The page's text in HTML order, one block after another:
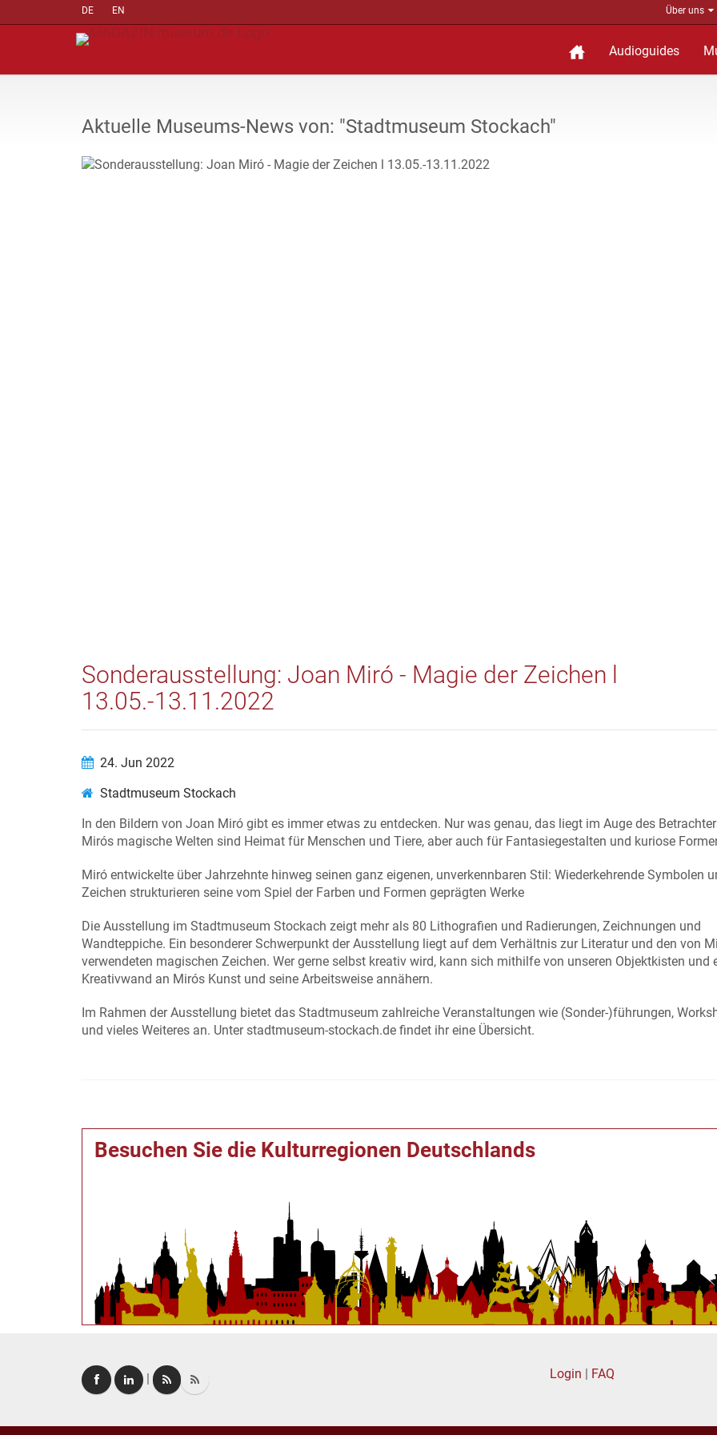
DE EN Über uns
Audioguides
Aktuelle Museums-News von: "Stadtmuseum Stockach"
Sonderausstellung: Joan Miró - Magie der Zeichen l
13.05.-13.11.2022
24. Jun 2022
Stadtmuseum Stockach
In den Bildern von Joan Miró gibt es immer etwas zu entdecken. Nur was genau, das liegt im Auge des
Mirós magische Welten sind Heimat für Menschen und Tiere, aber auch für Fantasiegestalten und kuriose
Miró entwickelte über Jahrzehnte hinweg seinen ganz eigenen, unverkennbaren Stil: Wiederkehrende Symbolen
Zeichen strukturieren seine vom Spiel der Farben und Formen geprägten Werke
Die Ausstellung im Stadtmuseum Stockach zeigt mehr als 80 Lithografien und Radierungen, Zeichnungen und
Wandteppiche. Ein besonderer Schwerpunkt der Ausstellung liegt auf dem Verhältnis zur Literatur und den von
verwendeten magischen Zeichen. Wer gerne selbst kreativ wird, kann sich mithilfe von unseren Objektkisten und
Kreativwand an Mirós Kunst und seine Arbeitsweise annähern.
Im Rahmen der Ausstellung bietet das Stadtmuseum zahlreiche Veranstaltungen wie (Sonder-)führungen,
und vieles Weiteres an. Unter stadtmuseum-stockach.de findet ihr eine Übersicht.
Besuchen Sie die Kulturregionen Deutschlands
Login | FAQ